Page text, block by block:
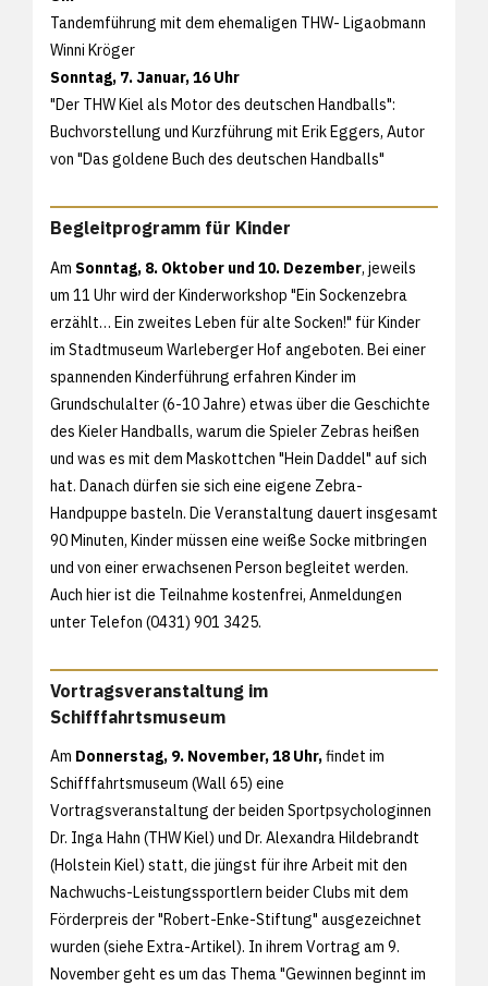
Tandemführung mit dem ehemaligen THW- Ligaobmann
Winni Kröger
Sonntag, 7. Januar, 16 Uhr
"Der THW Kiel als Motor des deutschen Handballs":
Buchvorstellung und Kurzführung mit Erik Eggers, Autor
von "Das goldene Buch des deutschen Handballs"
Begleitprogramm für Kinder
Am Sonntag, 8. Oktober und 10. Dezember, jeweils
um 11 Uhr wird der Kinderworkshop "Ein Sockenzebra
erzählt… Ein zweites Leben für alte Socken!" für Kinder
im Stadtmuseum Warleberger Hof angeboten. Bei einer
spannenden Kinderführung erfahren Kinder im
Grundschulalter (6-10 Jahre) etwas über die Geschichte
des Kieler Handballs, warum die Spieler Zebras heißen
und was es mit dem Maskottchen "Hein Daddel" auf sich
hat. Danach dürfen sie sich eine eigene Zebra-
Handpuppe basteln. Die Veranstaltung dauert insgesamt
90 Minuten, Kinder müssen eine weiße Socke mitbringen
und von einer erwachsenen Person begleitet werden.
Auch hier ist die Teilnahme kostenfrei, Anmeldungen
unter Telefon (0431) 901 3425.
Vortragsveranstaltung im
Schifffahrtsmuseum
Am Donnerstag, 9. November, 18 Uhr,findet im
Schifffahrtsmuseum (Wall 65) eine
Vortragsveranstaltung der beiden Sportpsychologinnen
Dr. Inga Hahn (THW Kiel) und Dr. Alexandra Hildebrandt
(Holstein Kiel) statt, die jüngst für ihre Arbeit mit den
Nachwuchs-Leistungssportlern beider Clubs mit dem
Förderpreis der "Robert-Enke-Stiftung" ausgezeichnet
wurden (siehe Extra-Artikel). In ihrem Vortrag am 9.
November geht es um das Thema "Gewinnen beginnt im